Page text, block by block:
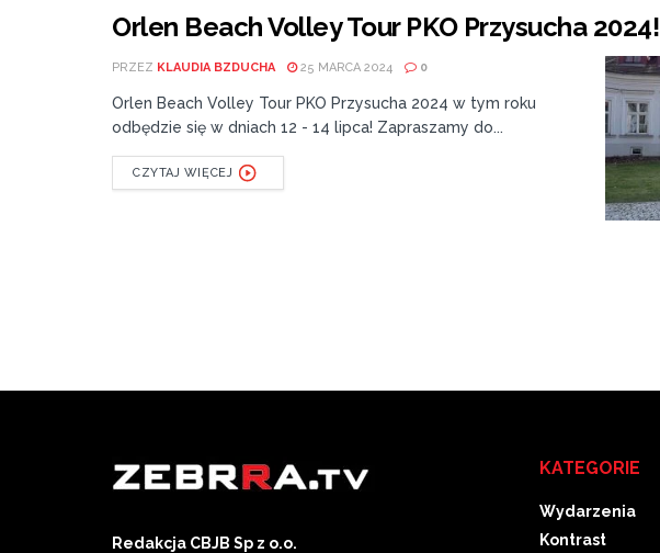
Orlen Beach Volley Tour PKO Przysucha 2024!
PRZEZ KLAUDIA BZDUCHA 25 MARCA 2024 0
Orlen Beach Volley Tour PKO Przysucha 2024 w tym roku
odbędzie się w dniach 12 - 14 lipca! Zapraszamy do...
CZYTAJ WIĘCEJ
Redakcja CBJB Sp z o.o.
KATEGORIE
Wydarzenia
Kontrast